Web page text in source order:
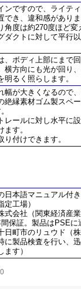
ンですので、ライテ
でき、違和感がありま
角度は約270度ほど変
ダクトに対して平行
、ボディ上部にまで
横方向にも光が回り
るく照らします。
幅が大きくなるので
絶縁素材ゴム製スペ
レールに対し水平に
す。
付けできます。
日本語マニュアル付き
工場）
式会社（関東経済産
保証。製品はPSEに
日町市のリュウド（
に製品検査を行い、
す）